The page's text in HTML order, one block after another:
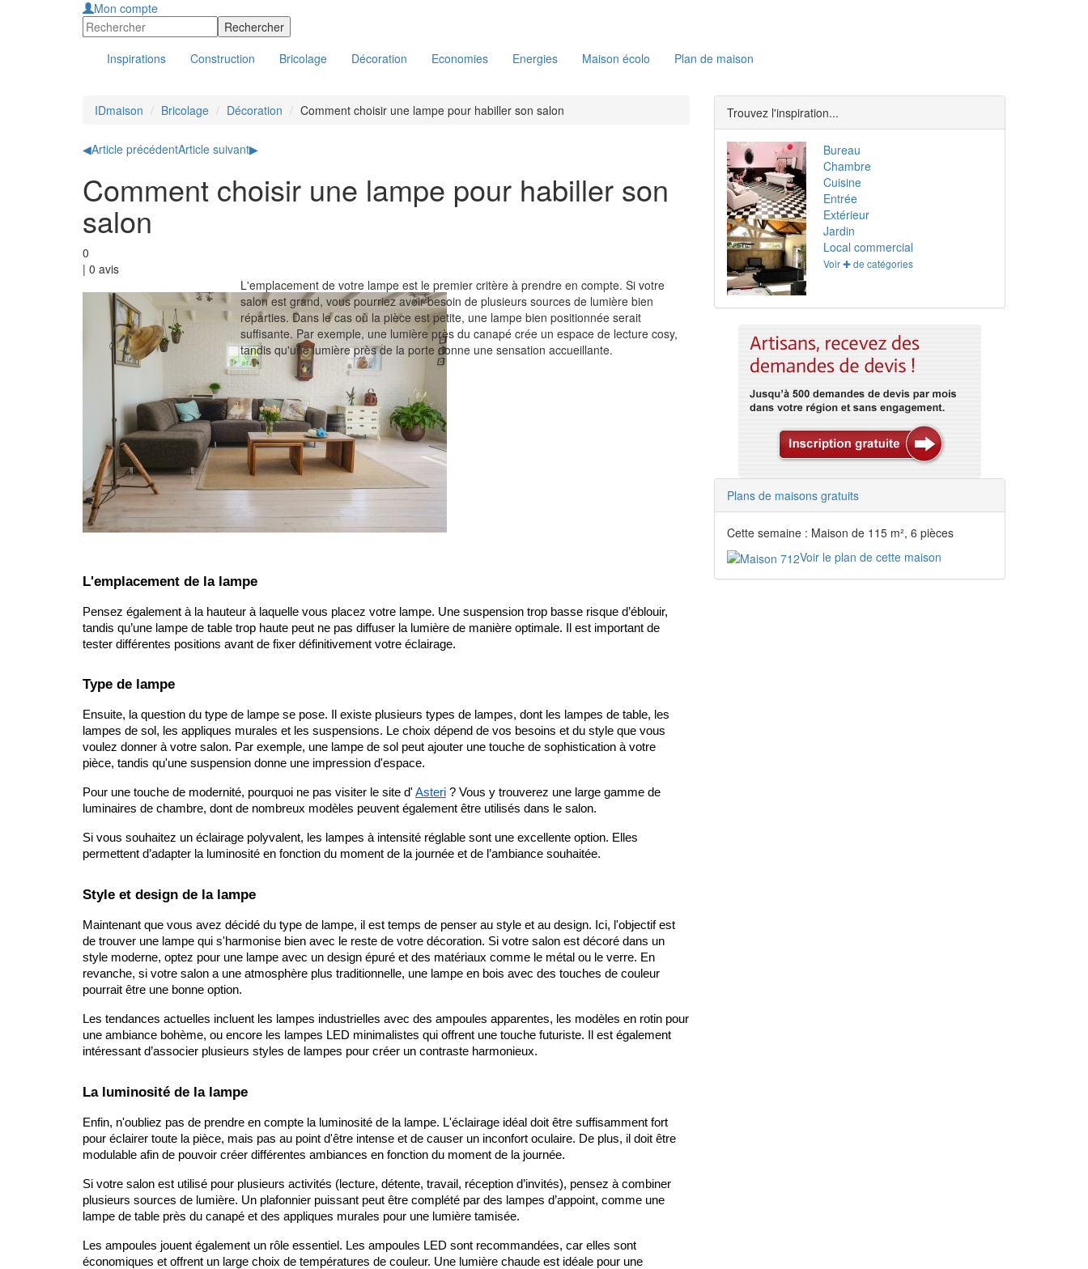
Mon compte
Inspirations Construction Bricolage Décoration Economies Energies Maison écolo Plan de maison
IDmaison Bricolage Décoration Comment choisir une lampe pour habiller son salon
◀Article précédentArticle suivant▶
Comment choisir une lampe pour habiller son
salon
0
| 0 avis
L'emplacement de votre lampe est le premier critère à prendre en compte. Si votre
salon est grand, vous pourriez avoir besoin de plusieurs sources de lumière bien
réparties. Dans le cas où la pièce est petite, une lampe bien positionnée serait
suffisante. Par exemple, une lumière près du canapé crée un espace de lecture cosy,
tandis qu'une lumière près de la porte donne une sensation accueillante.
L'emplacement de la lampe
Pensez également à la hauteur à laquelle vous placez votre lampe. Une suspension trop basse risque d’éblouir,
tandis qu’une lampe de table trop haute peut ne pas diffuser la lumière de manière optimale. Il est important de
tester différentes positions avant de fixer définitivement votre éclairage.
Type de lampe
Ensuite, la question du type de lampe se pose. Il existe plusieurs types de lampes, dont les lampes de table, les
lampes de sol, les appliques murales et les suspensions. Le choix dépend de vos besoins et du style que vous
voulez donner à votre salon. Par exemple, une lampe de sol peut ajouter une touche de sophistication à votre
pièce, tandis qu'une suspension donne une impression d'espace.
Pour une touche de modernité, pourquoi ne pas visiter le site d' Asteri ? Vous y trouverez une large gamme de
luminaires de chambre, dont de nombreux modèles peuvent également être utilisés dans le salon.
Si vous souhaitez un éclairage polyvalent, les lampes à intensité réglable sont une excellente option. Elles
permettent d’adapter la luminosité en fonction du moment de la journée et de l’ambiance souhaitée.
Style et design de la lampe
Maintenant que vous avez décidé du type de lampe, il est temps de penser au style et au design. Ici, l'objectif est
de trouver une lampe qui s'harmonise bien avec le reste de votre décoration. Si votre salon est décoré dans un
style moderne, optez pour une lampe avec un design épuré et des matériaux comme le métal ou le verre. En
revanche, si votre salon a une atmosphère plus traditionnelle, une lampe en bois avec des touches de couleur
pourrait être une bonne option.
Les tendances actuelles incluent les lampes industrielles avec des ampoules apparentes, les modèles en rotin pour
une ambiance bohème, ou encore les lampes LED minimalistes qui offrent une touche futuriste. Il est également
intéressant d’associer plusieurs styles de lampes pour créer un contraste harmonieux.
La luminosité de la lampe
Enfin, n'oubliez pas de prendre en compte la luminosité de la lampe. L'éclairage idéal doit être suffisamment fort
pour éclairer toute la pièce, mais pas au point d'être intense et de causer un inconfort oculaire. De plus, il doit être
modulable afin de pouvoir créer différentes ambiances en fonction du moment de la journée.
Si votre salon est utilisé pour plusieurs activités (lecture, détente, travail, réception d’invités), pensez à combiner
plusieurs sources de lumière. Un plafonnier puissant peut être complété par des lampes d’appoint, comme une
lampe de table près du canapé et des appliques murales pour une lumière tamisée.
Les ampoules jouent également un rôle essentiel. Les ampoules LED sont recommandées, car elles sont
économiques et offrent un large choix de températures de couleur. Une lumière chaude est idéale pour une
Trouvez l'inspiration...
Bureau
Chambre
Cuisine
Entrée
Extérieur
Jardin
Local commercial
Voir ✚ de catégories
Plans de maisons gratuits
Cette semaine : Maison de 115 m², 6 pièces
Voir le plan de cette maison